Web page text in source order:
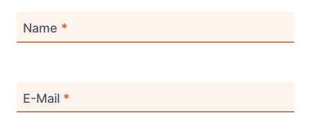
Name *
E-Mail *